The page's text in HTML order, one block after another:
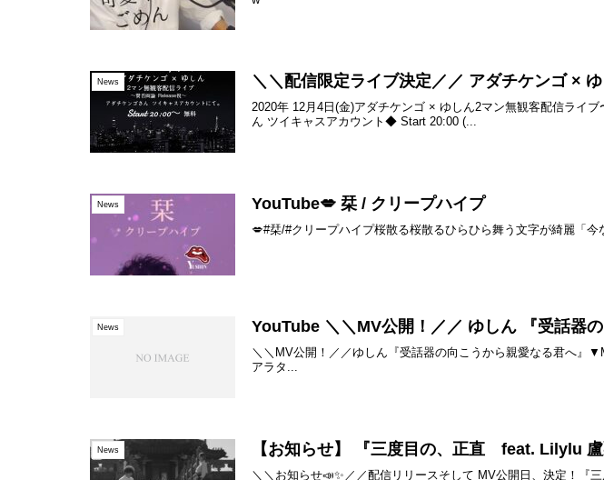
News ＼＼配信限定ライブ決定／／ アダチケンゴ ×
2020年 12月4日(金)アダチケンゴ × ゆしん2マン無観客配信ライ
ん ツイキャスアカウント◆ Start 20:00 (...
News YouTube💋 栞 / クリープハイプ
💋#栞/#クリープハイプ桜散る桜散るひらひら舞う文字が綺麗「
News YouTube ＼＼MV公開！／／ ゆしん 『受話器
＼＼MV公開！／／ゆしん『受話器の向こうから親愛なる君へ』
アラタ...
News 【お知らせ】 『三度目の、正直 feat. Lilylu
＼＼お知らせ📣✨／／配信リリースそして MV公開日、決定！